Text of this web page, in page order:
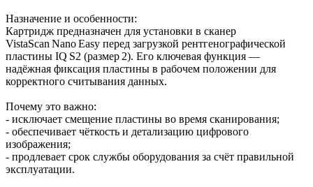
Назначение и особенности:
Картридж предназначен для установки в сканер
VistaScan Nano Easy перед загрузкой рентгенографической
пластины IQ S2 (размер 2). Его ключевая функция —
надёжная фиксация пластины в рабочем положении для
корректного считывания данных.
Почему это важно:
- исключает смещение пластины во время сканирования;
- обеспечивает чёткость и детализацию цифрового
изображения;
- продлевает срок службы оборудования за счёт правильной
эксплуатации.